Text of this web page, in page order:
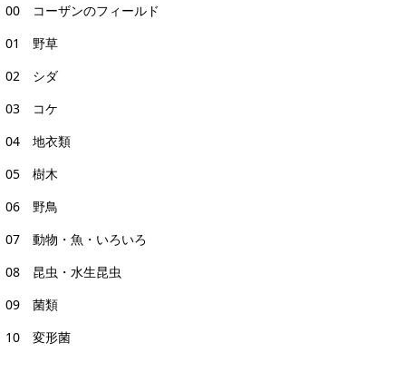
00 コーザンのフィールド
01 野草
02 シダ
03 コケ
04 地衣類
05 樹木
06 野鳥
07 動物・魚・いろいろ
08 昆虫・水生昆虫
09 菌類
10 変形菌